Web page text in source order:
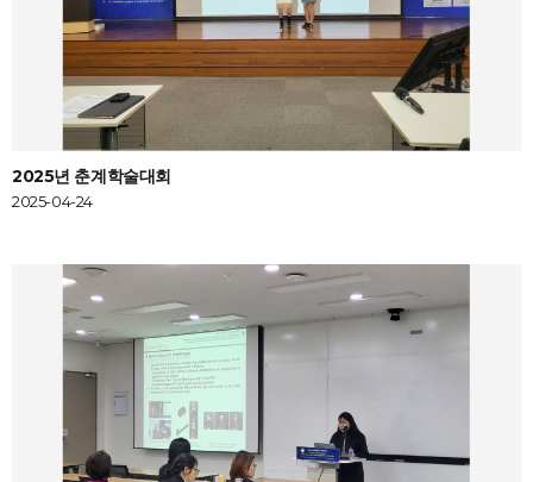
2025년 춘계학술대회
2025-04-24